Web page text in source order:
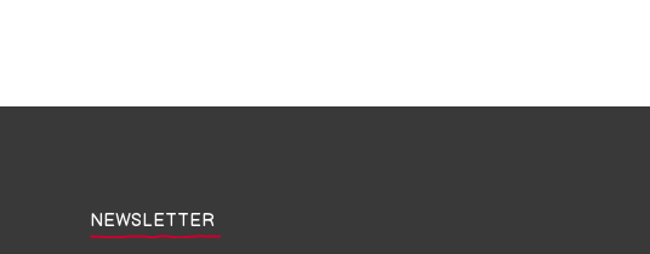
NEWSLETTER